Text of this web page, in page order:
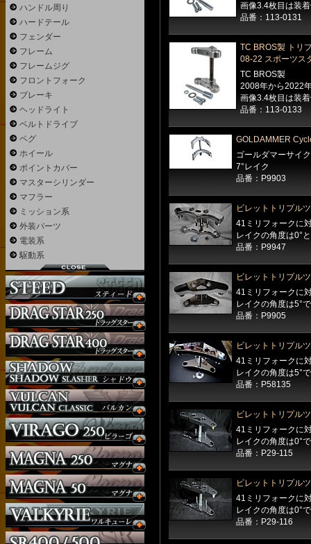
画像3.4枚目は装
品番：113-0131
TC BROS製 トリ
08-22 スポーツス
TC BROS製
2008年から2022
画像3.4枚目は装
品番：113-0133
GOLDAMMER
ゴールダマーサイ
7°レイク
品番：P9903
ビレットトリプル
41ミリフォークに
レイクの角度は0°
品番：P9947
ビレットトリプル
41ミリフォークに
レイクの角度は5°
品番：P9905
ビレットトリプル
41ミリフォークに
レイクの角度は5°
品番：P58135
ビレットトリプル
41ミリフォークに
レイクの角度は0°
品番：P29-115
ビレットトリプル
41ミリフォークに
レイクの角度は0°
品番：P29-116
ハンドル周り
ハードテール
フェンダー
フレーム
フレームジグ
フロントフォーク
ブレーキ
ヘッドライト
ベルトドライブ
ペグ
ホイール
ポイントカバー
マスターシリンダー
マフラー
ミッション系
外装パーツ
電装系
駆動系